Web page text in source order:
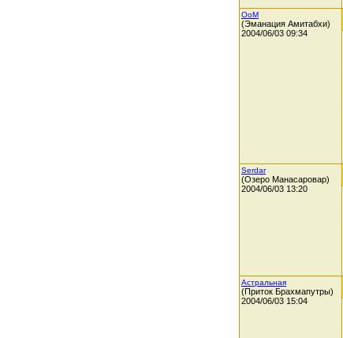
OoM
(Эманация Амитабхи)
2004/06/03 09:34
Serdar
(Озеро Манасаровар)
2004/06/03 13:20
Астральная
(Приток Брахмапутры)
2004/06/03 15:04